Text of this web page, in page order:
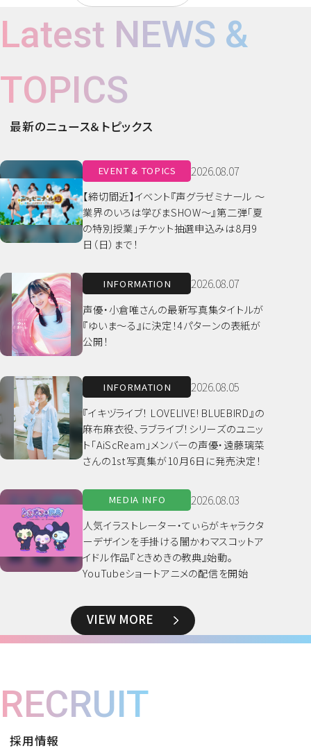
Latest NEWS &
TOPICS
最新のニュース＆トピックス
EVENT & TOPICS 2026.08.07
【締切間近】イベント『声グラゼミナール ～
業界のいろは学びまSHOW～』第二弾「夏
の特別授業」チケット抽選申込みは8月9
日（日）まで！
INFORMATION 2026.08.07
声優・小倉唯さんの最新写真集タイトルが
『ゆいま～る』に決定！4パターンの表紙が
公開！
INFORMATION 2026.08.05
『イキヅライブ！ LOVELIVE! BLUEBIRD』の
麻布麻衣役、ラブライブ！シリーズのユニッ
ト「AiScReam」メンバーの声優・遠藤璃菜
さんの1st写真集が10月6日に発売決定！
MEDIA INFO 2026.08.03
人気イラストレーター・てぃらがキャラクタ
ーデザインを手掛ける闇かわマスコットア
イドル作品『ときめきの教典』始動。
YouTubeショートアニメの配信を開始
VIEW MORE
RECRUIT
採用情報